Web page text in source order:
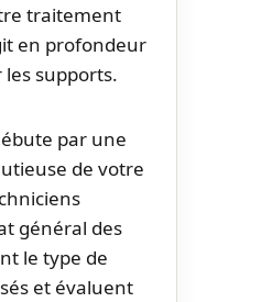
traitement
en profondeur
supports.
par une
de votre
général des
le type de
et évaluent